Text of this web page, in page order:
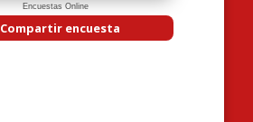
Encuestas Online
Compartir encuesta